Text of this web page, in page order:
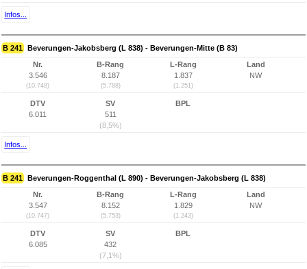
Infos...
B 241 Beverungen-Jakobsberg (L 838) - Beverungen-Mitte (B 83)
Nr.
3.546
(10.748)
B-Rang
8.187
(5.788)
L-Rang
1.837
(1.251)
Land
NW
DTV
6.011
SV
511
(8,5%)
BPL
Infos...
B 241 Beverungen-Roggenthal (L 890) - Beverungen-Jakobsberg (L 838)
Nr.
3.547
(10.747)
B-Rang
8.152
(5.753)
L-Rang
1.829
(1.243)
Land
NW
DTV
6.085
SV
432
(7,1%)
BPL